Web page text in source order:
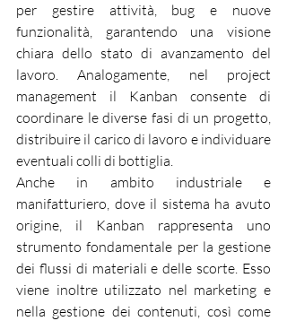
per gestire attività, bug e nuove
funzionalità, garantendo una visione
chiara dello stato di avanzamento del
lavoro. Analogamente, nel project
management il Kanban consente di
coordinare le diverse fasi di un progetto,
distribuire il carico di lavoro e individuare
eventuali colli di bottiglia.
Anche in ambito industriale e
manifatturiero, dove il sistema ha avuto
origine, il Kanban rappresenta uno
strumento fondamentale per la gestione
dei flussi di materiali e delle scorte. Esso
viene inoltre utilizzato nel marketing e
nella gestione dei contenuti, così come